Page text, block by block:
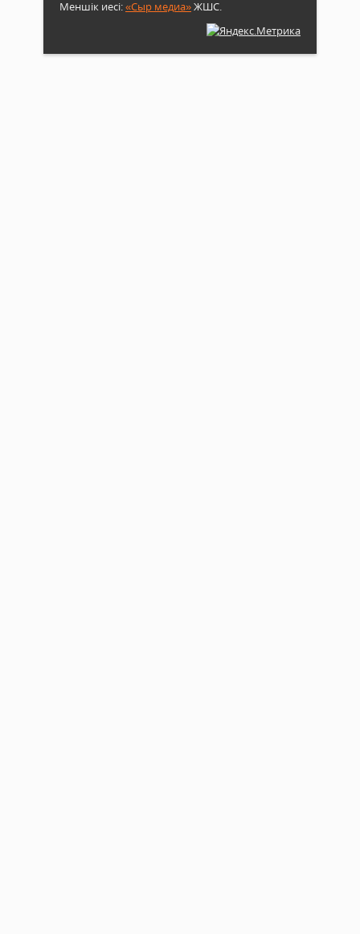
Меншік иесі:«Сыр медиа»ЖШС.